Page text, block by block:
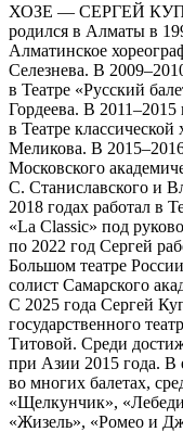
ХОЗЕ — СЕРГЕЙ
родился в Алматы в
Алматинское
Селезнева. В
в Театре «Русский
Гордеева. В
в Театре
Меликова. В
Московского
С. Станиславского и
2018 годах работал в
«La Classic» под
по 2022 год Сергей
Большом театре
солист Самарского
С 2025 года Сергей
государственного
Титовой. Среди
при Азии 2015 года. В
во многих балетах,
«Щелкунчик»,
«Жизель», «Ромео и